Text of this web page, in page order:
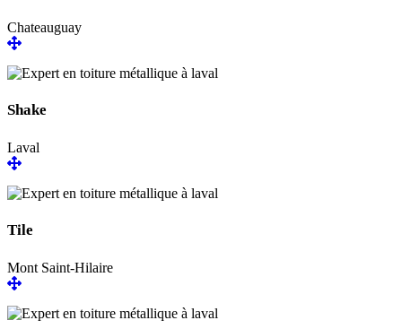
Chateauguay
Shake
Laval
Tile
Mont Saint-Hilaire